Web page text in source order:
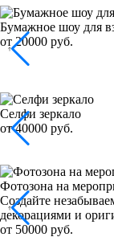
Бумажное шоу для
от 20000 руб.
Селфи зеркало
от 40000 руб.
Фотозона на
Создайте
декорациями и
от 50000 руб.